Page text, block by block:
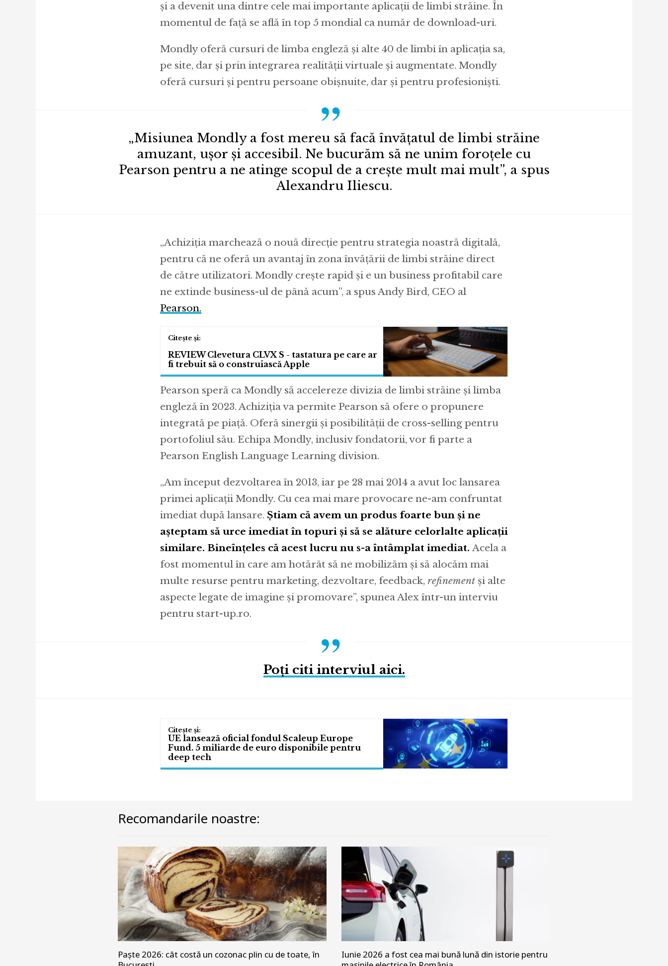
și a devenit una dintre cele mai importante aplicații de limbi străine. În
momentul de față se află în top 5 mondial ca număr de download-uri.
Mondly oferă cursuri de limba engleză și alte 40 de limbi în aplicația sa,
pe site, dar și prin integrarea realității virtuale și augmentate. Mondly
oferă cursuri și pentru persoane obișnuite, dar și pentru profesioniști.
„Misiunea Mondly a fost mereu să facă învățatul de limbi străine
amuzant, ușor și accesibil. Ne bucurăm să ne unim foroțele cu
Pearson pentru a ne atinge scopul de a crește mult mai mult”, a spus
Alexandru Iliescu.
„Achiziția marchează o nouă direcție pentru strategia noastră digitală,
pentru că ne oferă un avantaj în zona învățării de limbi străine direct
de către utilizatori. Mondly crește rapid și e un business profitabil care
ne extinde business-ul de până acum”, a spus Andy Bird, CEO al
Pearson.
REVIEW Clevetura CLVX S - tastatura pe care ar
fi trebuit să o construiască Apple
Pearson speră ca Mondly să accelereze divizia de limbi străine și limba
engleză în 2023. Achiziția va permite Pearson să ofere o propunere
integrată pe piață. Oferă sinergii și posibilității de cross-selling pentru
portofoliul său. Echipa Mondly, inclusiv fondatorii, vor fi parte a
Pearson English Language Learning division.
„Am început dezvoltarea în 2013, iar pe 28 mai 2014 a avut loc lansarea
primei aplicații Mondly. Cu cea mai mare provocare ne-am confruntat
imediat după lansare. Știam că avem un produs foarte bun și ne
așteptam să urce imediat în topuri și să se alăture celorlalte aplicații
similare. Bineînțeles că acest lucru nu s-a întâmplat imediat. Acela a
fost momentul în care am hotărât să ne mobilizăm și să alocăm mai
multe resurse pentru marketing, dezvoltare, feedback, refinement și alte
aspecte legate de imagine și promovare”, spunea Alex într-un interviu
pentru start-up.ro.
Poți citi interviul aici.
UE lansează oficial fondul Scaleup Europe
Fund. 5 miliarde de euro disponibile pentru
deep tech
Recomandarile noastre:
Paște 2026: cât costă un cozonac plin cu de toate, în
Iunie 2026 a fost cea mai bună lună din istorie pentru